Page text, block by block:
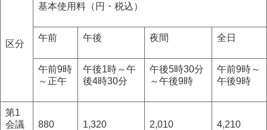
区分
基本使用料（円・税込）
午前 午後 夜間 全日
午前9時
～正午
午後1時～午
後4時30分
午後5時30分
～午後9時
午前9時～
午後9時
第1
会議
880 1,320 2,010 4,210